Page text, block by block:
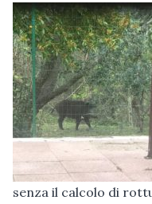
senza il calcolo di